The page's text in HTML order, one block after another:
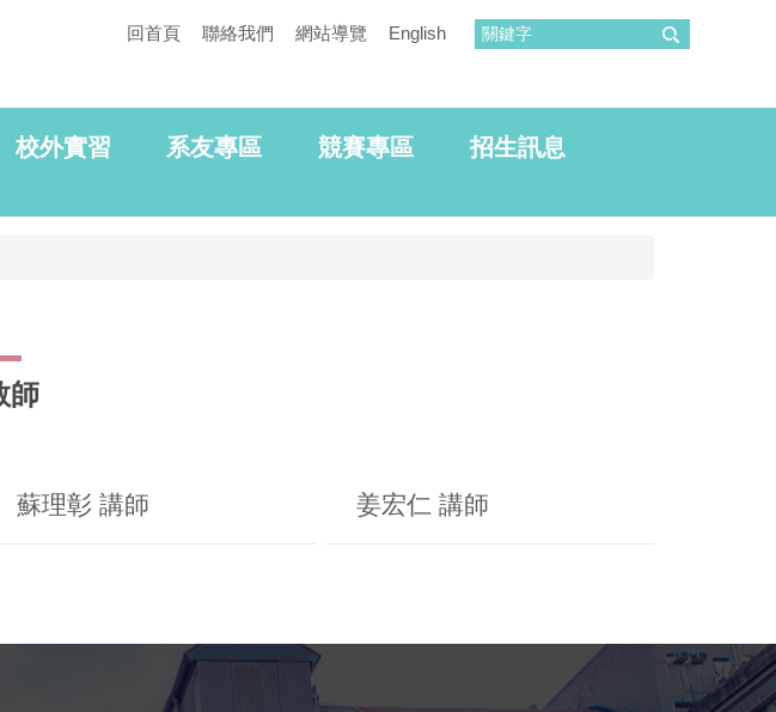
回首頁 聯絡我們 網站導覽 English
校外實習 系友專區 競賽專區
招生訊息
師
蘇理彰 講師 姜宏仁 講師